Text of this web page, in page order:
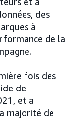
des
à
de la
fois des
de
et a
majorité de